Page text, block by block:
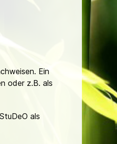
Ein
oder z.B. als
als